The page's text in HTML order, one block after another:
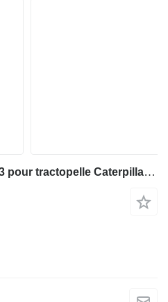
Vérin hydraulique 9T-2993 pour tractopelle Caterpillar 446B